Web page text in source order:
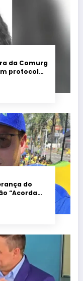
da Comurg
protocolo
do
“Acorda